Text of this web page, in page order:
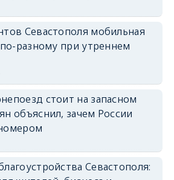
Севастополя мобильная
разному при утреннем
стоит на запасном
объяснил, зачем России
Севастополя: